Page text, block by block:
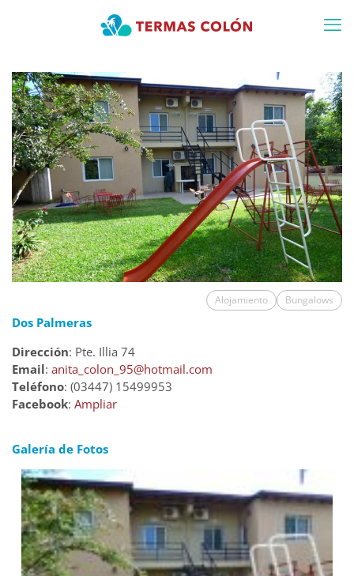
Alojamiento Bungalows
Dos Palmeras
Dirección: Pte. Illia 74
Email: anita_colon_95@hotmail.com
Teléfono: (03447) 15499953
Facebook: Ampliar
Galería de Fotos